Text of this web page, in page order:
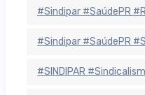
#Sindipar #SaúdePR
#Sindipar #SaúdePR
#SINDIPAR